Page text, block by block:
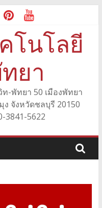
โนโลยี
ยา
-พัทยา 50 เมืองพัทยา
จังหวัดชลบุรี 20150
3841-5622